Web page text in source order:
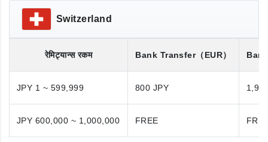
Switzerland
रेमिट्यान्स रकम Bank Transfer（EUR）
JPY 1 ~ 599,999 800 JPY
JPY 600,000 ~ 1,000,000 FREE